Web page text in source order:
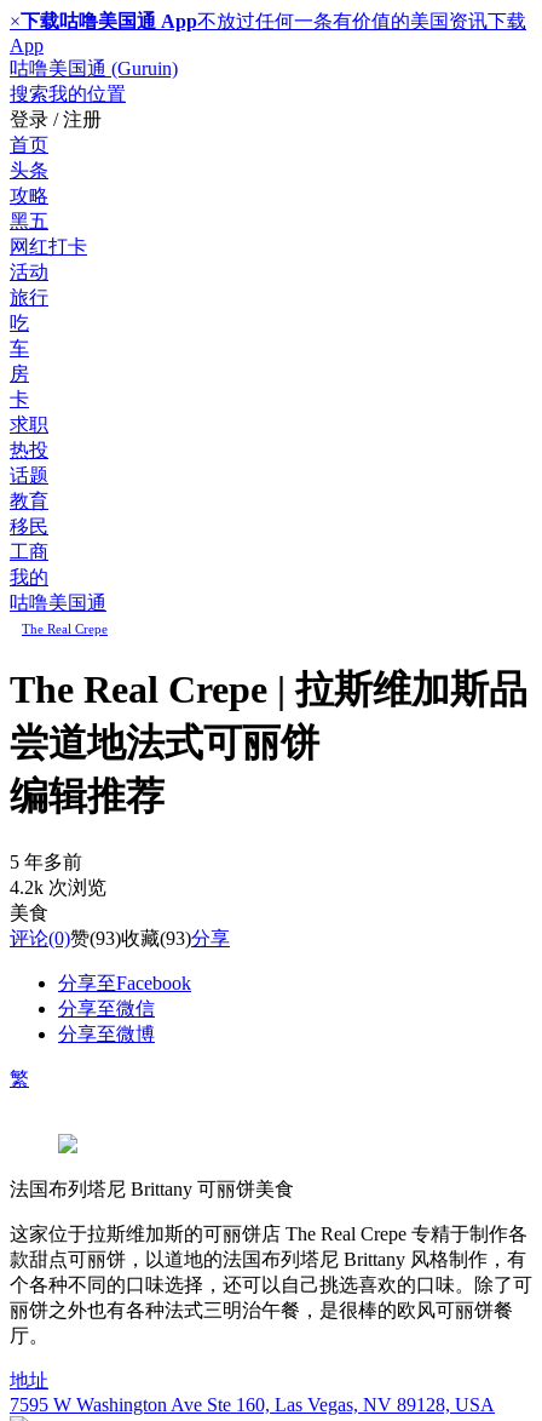
×下载咕噜美国通 App不放过任何一条有价值的美国资讯下载
App
咕噜美国通 (Guruin)
搜索我的位置
登录 / 注册
首页
头条
攻略
黑五
网红打卡
活动
旅行
吃
车
房
卡
求职
热投
话题
教育
移民
工商
我的
咕噜美国通
The Real Crepe
The Real Crepe | 拉斯维加斯品
尝道地法式可丽饼
编辑推荐
5 年多前
4.2k 次浏览
美食
评论(0)赞(93)收藏(93)分享
分享至Facebook
分享至微信
分享至微博
繁
法国布列塔尼 Brittany 可丽饼美食
这家位于拉斯维加斯的可丽饼店 The Real Crepe 专精于制作各
款甜点可丽饼，以道地的法国布列塔尼 Brittany 风格制作，有
个各种不同的口味选择，还可以自己挑选喜欢的口味。除了可
丽饼之外也有各种法式三明治午餐，是很棒的欧风可丽饼餐
厅。
地址
7595 W Washington Ave Ste 160, Las Vegas, NV 89128, USA